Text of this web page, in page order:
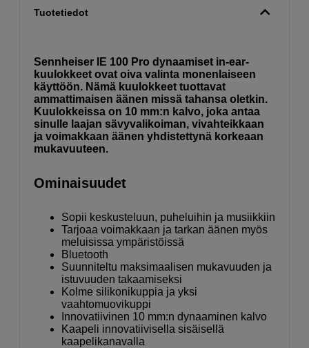
Tuotetiedot
Sennheiser IE 100 Pro dynaamiset in-ear-
kuulokkeet ovat oiva valinta monenlaiseen
käyttöön. Nämä kuulokkeet tuottavat
ammattimaisen äänen missä tahansa oletkin.
Kuulokkeissa on 10 mm:n kalvo, joka antaa
sinulle laajan sävyvalikoiman, vivahteikkaan
ja voimakkaan äänen yhdistettynä korkeaan
mukavuuteen.
Ominaisuudet
Sopii keskusteluun, puheluihin ja musiikkiin
Tarjoaa voimakkaan ja tarkan äänen myös
meluisissa ympäristöissä
Bluetooth
Suunniteltu maksimaalisen mukavuuden ja
istuvuuden takaamiseksi
Kolme silikonikuppia ja yksi
vaahtomuovikuppi
Innovatiivinen 10 mm:n dynaaminen kalvo
Kaapeli innovatiivisella sisäisellä
kaapelikanavalla